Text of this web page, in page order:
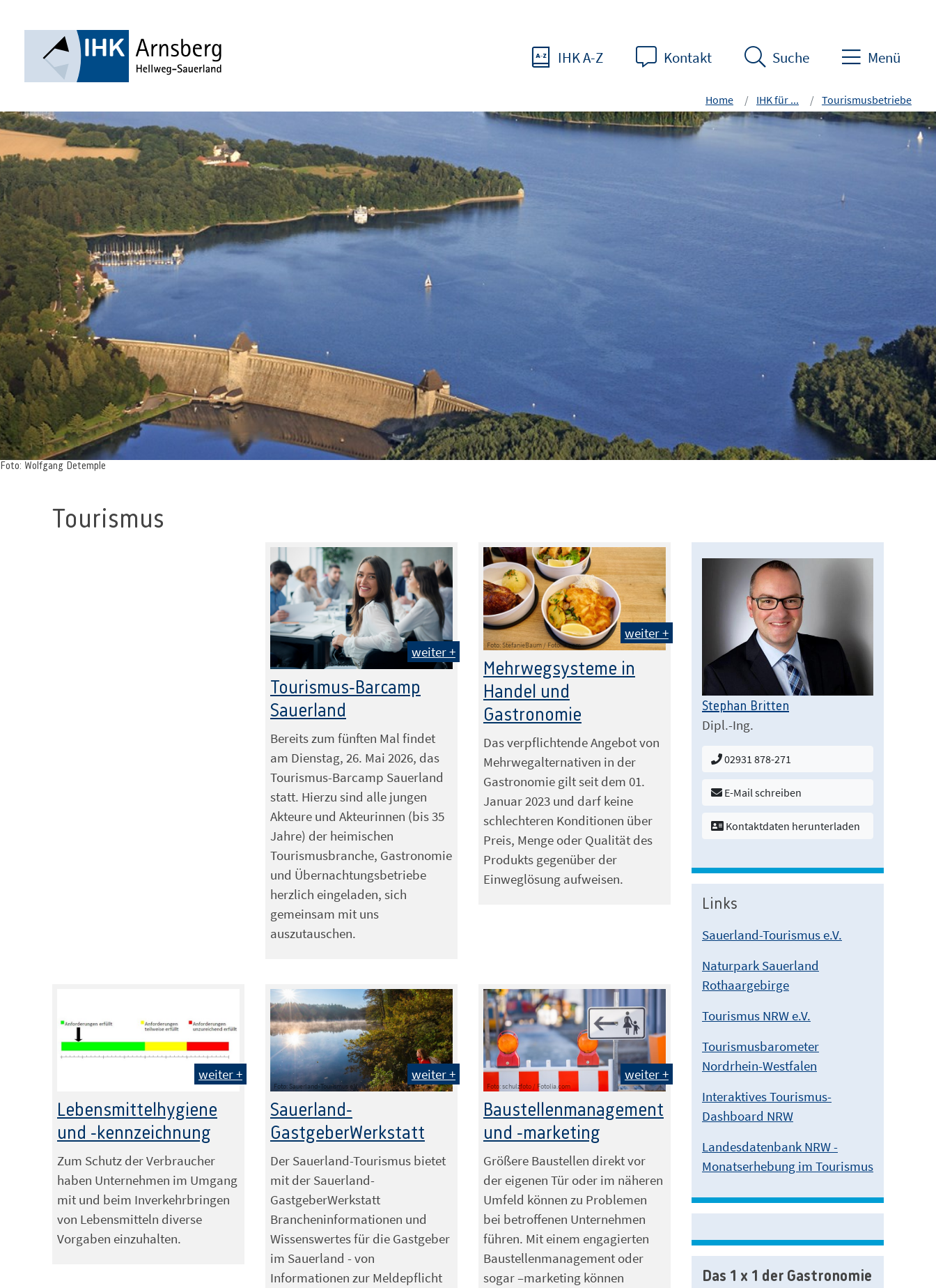
IHK A-Z Kontakt Suche Menü
Home IHK für ... Tourismusbetriebe
Foto: Wolfgang Detemple
Tourismus
Foto: Prostock-studio -stock.adobe.com
weiter +
Tourismus-Barcamp
Sauerland
Bereits zum fünften Mal findet
am Dienstag, 26. Mai 2026, das
Tourismus-Barcamp Sauerland
statt. Hierzu sind alle jungen
Akteure und Akteurinnen (bis 35
Jahre) der heimischen
Tourismusbranche, Gastronomie
und Übernachtungsbetriebe
herzlich eingeladen, sich
gemeinsam mit uns
auszutauschen.
Foto: StefanieBaum / Fotolia.com
weiter +
Mehrwegsysteme in
Handel und
Gastronomie
Das verpflichtende Angebot von
Mehrwegalternativen in der
Gastronomie gilt seit dem 01.
Januar 2023 und darf keine
schlechteren Konditionen über
Preis, Menge oder Qualität des
Produkts gegenüber der
Einweglösung aufweisen.
weiter +
Lebensmittelhygiene
und -kennzeichnung
Zum Schutz der Verbraucher
haben Unternehmen im Umgang
mit und beim Inverkehrbringen
von Lebensmitteln diverse
Vorgaben einzuhalten.
Foto: Sauerland-Tourismus e.V.
weiter +
Sauerland-
GastgeberWerkstatt
Der Sauerland-Tourismus bietet
mit der Sauerland-
GastgeberWerkstatt
Brancheninformationen und
Wissenswertes für die Gastgeber
im Sauerland - von
Informationen zur Meldepflicht
Foto: schulzfoto / Fotolia.com
weiter +
Baustellenmanagement
und -marketing
Größere Baustellen direkt vor
der eigenen Tür oder im näheren
Umfeld können zu Problemen
bei betroffenen Unternehmen
führen. Mit einem engagierten
Baustellenmanagement oder
sogar –marketing können
Stephan Britten
Dipl.-Ing.
02931 878-271
E-Mail schreiben
Kontaktdaten herunterladen
Links
Sauerland-Tourismus e.V.
Naturpark Sauerland
Rothaargebirge
Tourismus NRW e.V.
Tourismusbarometer
Nordrhein-Westfalen
Interaktives Tourismus-
Dashboard NRW
Landesdatenbank NRW -
Monatserhebung im Tourismus
Das 1 x 1 der Gastronomie